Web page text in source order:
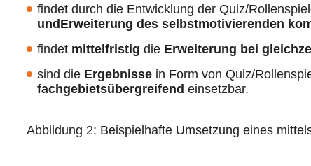
findet durch die Entwicklung der Quiz/
und Erweiterung des selbstmotivierenden
findet mittelfristig die Erweiterung bei
sind die Ergebnissein Form von Quiz/
fachgebietsübergreifend einsetzbar.
Abbildung 2: Beispielhafte Umsetzung eines